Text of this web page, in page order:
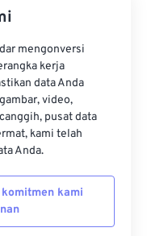
mengonversi
kerja
data Anda
video,
pusat data
kami telah
Anda.
kami